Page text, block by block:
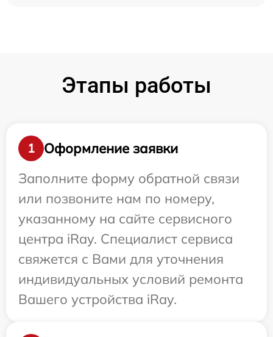
Этапы работы
1
Оформление заявки
Заполните форму обратной связи
или позвоните нам по номеру,
указанному на сайте сервисного
центра iRay. Специалист сервиса
свяжется с Вами для уточнения
индивидуальных условий ремонта
Вашего устройства iRay.